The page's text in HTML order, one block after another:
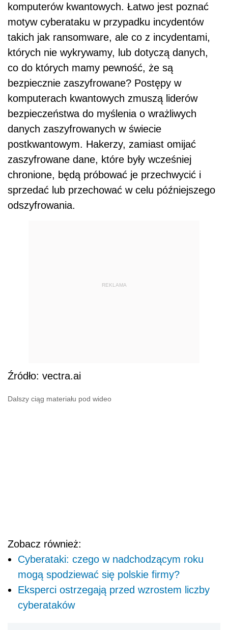
komputerów kwantowych. Łatwo jest poznać
motyw cyberataku w przypadku incydentów
takich jak ransomware, ale co z incydentami,
których nie wykrywamy, lub dotyczą danych,
co do których mamy pewność, że są
bezpiecznie zaszyfrowane? Postępy w
komputerach kwantowych zmuszą liderów
bezpieczeństwa do myślenia o wrażliwych
danych zaszyfrowanych w świecie
postkwantowym. Hakerzy, zamiast omijać
zaszyfrowane dane, które były wcześniej
chronione, będą próbować je przechwycić i
sprzedać lub przechować w celu późniejszego
odszyfrowania.
REKLAMA
Źródło: vectra.ai
Dalszy ciąg materiału pod wideo
Zobacz również:
Cyberataki: czego w nadchodzącym roku
mogą spodziewać się polskie firmy?
Eksperci ostrzegają przed wzrostem liczby
cyberataków